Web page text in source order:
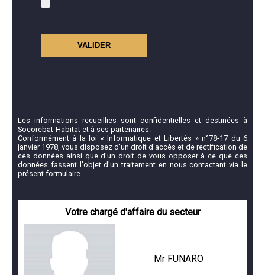
Les informations recueillies sont confidentielles et destinées à
Socorebat-Habitat et à ses partenaires.
Conformément à la loi « Informatique et Libertés » n°78-17 du 6
janvier 1978, vous disposez d'un droit d'accès et de rectification de
ces données ainsi que d'un droit de vous opposer à ce que ces
données fassent l'objet d'un traitement en nous contactant via le
présent formulaire.
Votre chargé d'affaire du secteur
Mr FUNARO